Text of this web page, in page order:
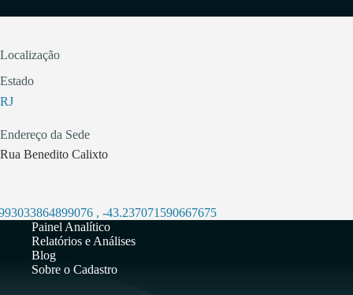
Localização
Estado
RJ
Endereço da Sede
Rua Benedito Calixto
, -43.237071590667675
Painel Analítico
Relatórios e Análises
Blog
Sobre o Cadastro